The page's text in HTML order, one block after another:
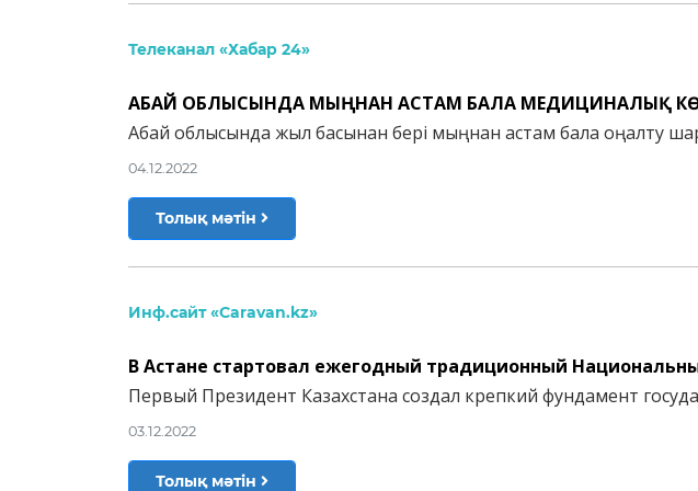
Телеканал «Хабар 24»
АБАЙ ОБЛЫСЫНДА МЫҢНАН АСТАМ БАЛА МЕДИЦИНАЛЫҚ
Абай облысында жыл басынан бері мыңнан астам бала оңалту
04.12.2022
Толық мәтін
Инф.сайт «Caravan.kz»
В Астане стартовал ежегодный традиционный
Первый Президент Казахстана создал крепкий фундамент
03.12.2022
Толық мәтін